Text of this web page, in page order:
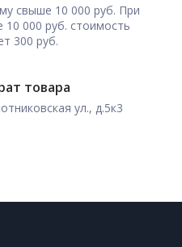
свыше 10 000 руб. При
10 000 руб. стоимость
300 руб.
товара
ул., д.5к3